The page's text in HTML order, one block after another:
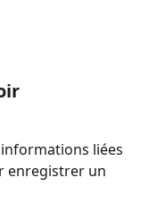
liées
enregistrer un